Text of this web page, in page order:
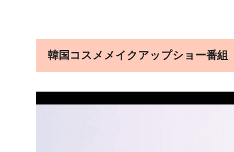
韓国コスメメイクアップショー番組